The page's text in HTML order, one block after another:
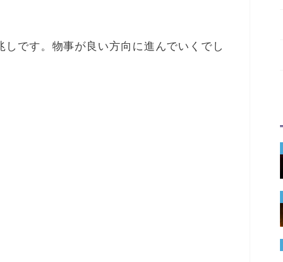
しです。物事が良い方向に進んでいくでし